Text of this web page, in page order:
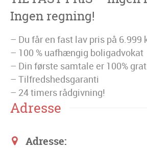
Ingen regning!
– Du får en fast lav pris på 6.999
– 100 % uafhængig boligadvokat
– Din første samtale er 100%
– Tilfredshedsgaranti
– 24 timers rådgivning!
Adresse
Adresse: